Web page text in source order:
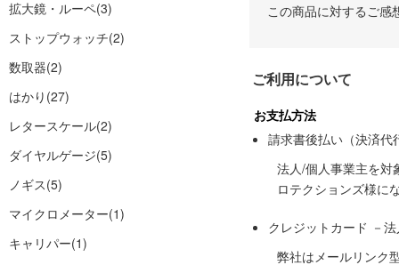
拡大鏡・ルーペ(3)
ストップウォッチ(2)
数取器(2)
はかり (27)
レタースケール(2)
ダイヤルゲージ(5)
ノギス(5)
マイクロメーター(1)
キャリパー(1)
この商品に対するご感
ご利用について
お支払方法
請求書後払い（決済代
法人/個人事業主を対
ロテクションズ様に
クレジットカード －
弊社はメールリンク